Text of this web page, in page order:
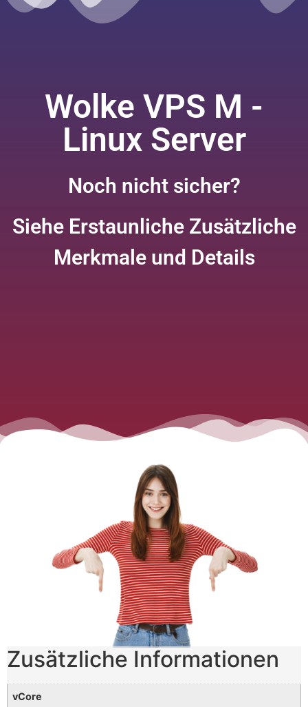
Wolke VPS M -
Linux Server
Noch nicht sicher?
Siehe Erstaunliche Zusätzliche
Merkmale und Details
Zusätzliche Informationen
vCore